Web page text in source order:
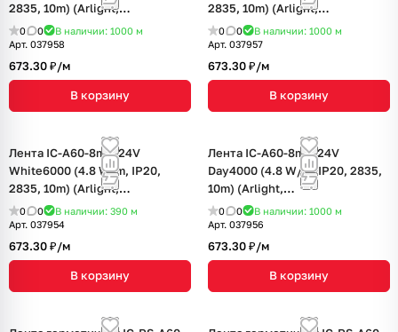
2835, 10m) (Arlight,
стабилизированная)
0 0 В наличии: 1000 м
Арт. 037958
673.30 ₽/м
В корзину
2835, 10m) (Arlight,
стабилизированная)
0 0 В наличии: 1000 м
Арт. 037957
673.30 ₽/м
В корзину
Лента IC-A60-8mm 24V
White6000 (4.8 W/m, IP20,
2835, 10m) (Arlight,
стабилизированная)
0 0 В наличии: 390 м
Арт. 037954
673.30 ₽/м
В корзину
Лента IC-A60-8mm 24V
Day4000 (4.8 W/m, IP20, 2835,
10m) (Arlight,
стабилизированная)
0 0 В наличии: 1000 м
Арт. 037956
673.30 ₽/м
В корзину